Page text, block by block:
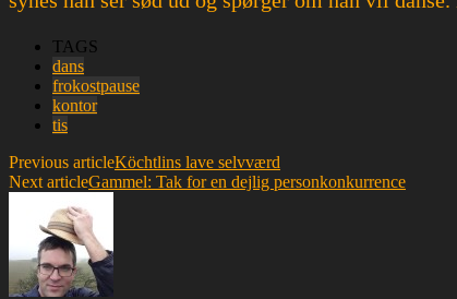
TAGS
dans
frokostpause
kontor
tis
Previous articleKöchtlins lave selvværd
Next articleGammel: Tak for en dejlig personkonkurrence